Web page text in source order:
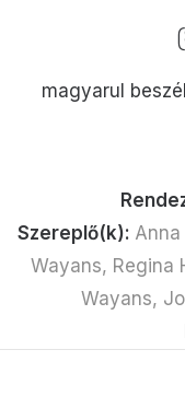
magyarul
Szereplő(k):
Wayans, Regina
Wayans,